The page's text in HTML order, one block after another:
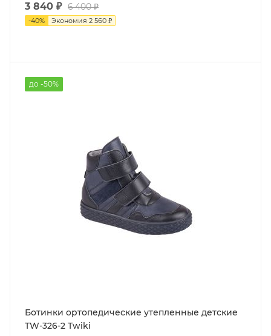
3 840 ₽ 6 400 ₽
-40% Экономия 2 560 ₽
до -50%
Ботинки ортопедические утепленные детские
TW-326-2 Twiki